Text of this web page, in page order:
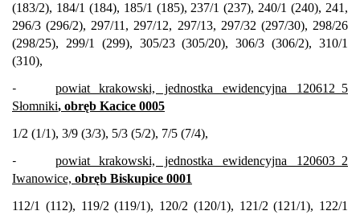
(183/2), 184/1 (184), 185/1 (185), 237/1 (237), 240/1 (240), 241,
296/3 (296/2), 297/11, 297/12, 297/13, 297/32 (297/30), 298/26
(298/25), 299/1 (299), 305/23 (305/20), 306/3 (306/2), 310/1
(310),
-
powiat krakowski, jednostka ewidencyjna 120612_5
Słomniki, obręb Kacice 0005
1/2 (1/1), 3/9 (3/3), 5/3 (5/2), 7/5 (7/4),
-
powiat krakowski, jednostka ewidencyjna 120603_2
Iwanowice, obręb Biskupice 0001
112/1 (112), 119/2 (119/1), 120/2 (120/1), 121/2 (121/1), 122/1